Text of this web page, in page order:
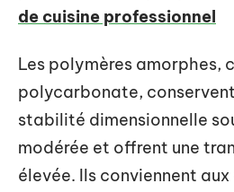
de cuisine professionnel
Les polymères amorphes,
polycarbonate,
stabilité dimensionnelle
modérée et offrent une
élevée. Ils conviennent